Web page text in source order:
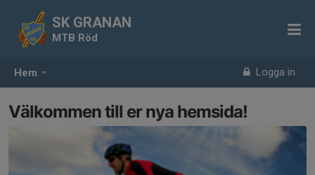
Hem Logga in
SK GRANAN
MTB Röd
Välkommen till er nya hemsida!